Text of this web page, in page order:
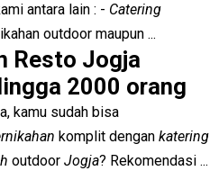
antara lain : - Catering
outdoor maupun ...
Resto Jogja
2000 orang
kamu sudah bisa
komplit dengan katering
outdoor Jogja? Rekomendasi ...